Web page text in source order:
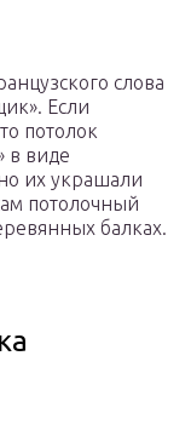
слова
Если
потолок
в виде
их украшали
потолочный
балках.